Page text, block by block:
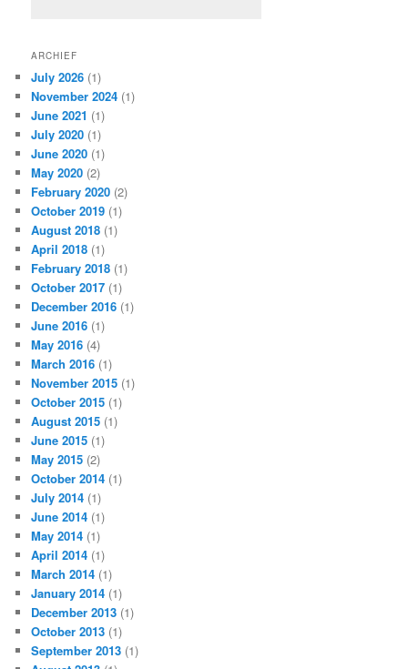
ARCHIEF
July 2026 (1)
November 2024 (1)
June 2021 (1)
July 2020 (1)
June 2020 (1)
May 2020 (2)
February 2020 (2)
October 2019 (1)
August 2018 (1)
April 2018 (1)
February 2018 (1)
October 2017 (1)
December 2016 (1)
June 2016 (1)
May 2016 (4)
March 2016 (1)
November 2015 (1)
October 2015 (1)
August 2015 (1)
June 2015 (1)
May 2015 (2)
October 2014 (1)
July 2014 (1)
June 2014 (1)
May 2014 (1)
April 2014 (1)
March 2014 (1)
January 2014 (1)
December 2013 (1)
October 2013 (1)
September 2013 (1)